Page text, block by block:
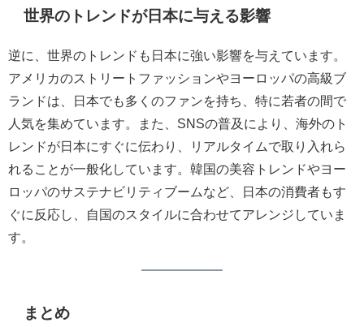
世界のトレンドが日本に与える影響
逆に、世界のトレンドも日本に強い影響を与えています。
アメリカのストリートファッションやヨーロッパの高級ブ
ランドは、日本でも多くのファンを持ち、特に若者の間で
人気を集めています。また、SNSの普及により、海外のト
レンドが日本にすぐに伝わり、リアルタイムで取り入れら
れることが一般化しています。韓国の美容トレンドやヨー
ロッパのサステナビリティブームなど、日本の消費者もす
ぐに反応し、自国のスタイルに合わせてアレンジしていま
す。
まとめ